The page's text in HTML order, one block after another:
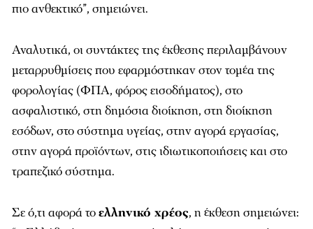
πιο ανθεκτικό”, σημειώνει.
Αναλυτικά, οι συντάκτες της έκθεσης περιλαμβάνουν
μεταρρυθμίσεις που εφαρμόστηκαν στον τομέα της
φορολογίας (ΦΠΑ, φόρος εισοδήματος), στο
ασφαλιστικό, στη δημόσια διοίκηση, στη διοίκηση
εσόδων, στο σύστημα υγείας, στην αγορά εργασίας,
στην αγορά προϊόντων, στις ιδιωτικοποιήσεις και στο
τραπεζικό σύστημα.
Σε ό,τι αφορά τοελληνικό χρέος, η έκθεση σημειώνει: